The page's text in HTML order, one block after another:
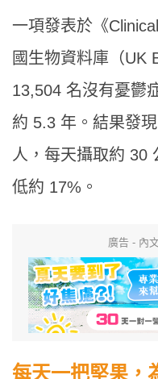
一項發表於《
國生物資料庫（UK
13,504 名沒有憂鬱
約 5.3 年。結果發
人，每天攝取約 30
低約 17%。
廣告 - 內
每天一把堅果，